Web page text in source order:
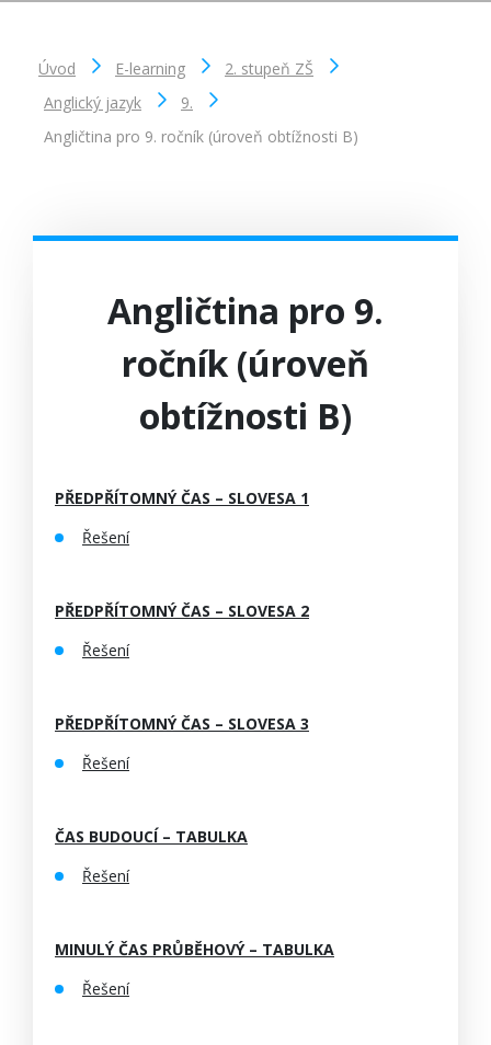
Úvod E-learning
2. stupeň ZŠ
Anglický jazyk
9.
Angličtina pro 9. ročník (úroveň obtížnosti B)
Angličtina pro 9.
ročník (úroveň
obtížnosti B)
PŘEDPŘÍTOMNÝ ČAS – SLOVESA 1
Řešení
PŘEDPŘÍTOMNÝ ČAS – SLOVESA 2
Řešení
PŘEDPŘÍTOMNÝ ČAS – SLOVESA 3
Řešení
ČAS BUDOUCÍ – TABULKA
Řešení
MINULÝ ČAS PRŮBĚHOVÝ – TABULKA
Řešení